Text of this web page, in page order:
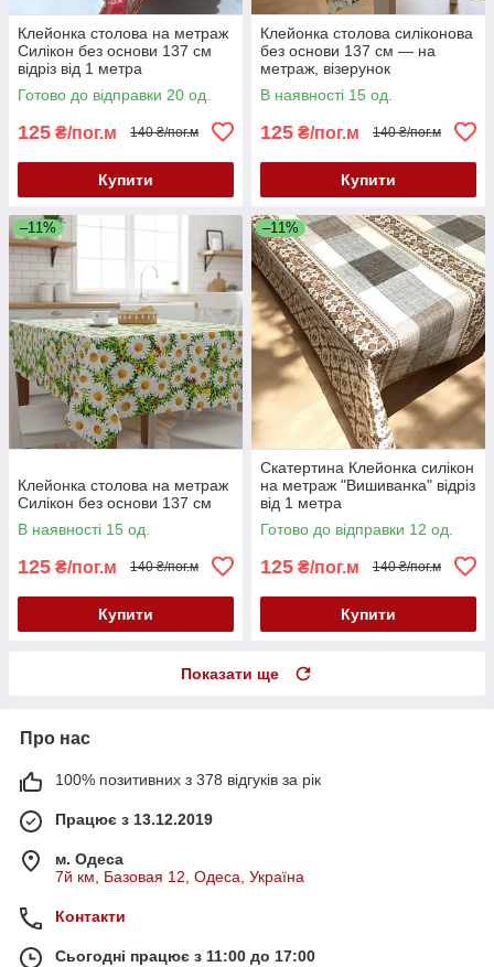
Клейонка столова на метраж
Силікон без основи 137 см
відріз від 1 метра
Готово до відправки 20 од.
125 ₴/пог.м 140 ₴/пог.м
Купити
Клейонка столова силіконова
без основи 137 см — на
метраж, візерунок
«Ромашки»
В наявності 15 од.
125 ₴/пог.м 140 ₴/пог.м
Купити
–11%
Клейонка столова на метраж
Силікон без основи 137 см
В наявності 15 од.
125 ₴/пог.м 140 ₴/пог.м
Купити
–11%
Скатертина Клейонка силікон
на метраж "Вишиванка" відріз
від 1 метра
Готово до відправки 12 од.
125 ₴/пог.м 140 ₴/пог.м
Купити
Показати ще
Про нас
100% позитивних з 378 відгуків за рік
Працює з 13.12.2019
м. Одеса
7й км, Базовая 12, Одеса, Україна
Контакти
Сьогодні працює з 11:00 до 17:00